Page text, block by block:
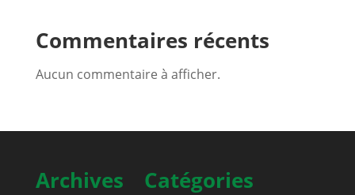
Commentaires récents
Aucun commentaire à afficher.
Archives Catégories